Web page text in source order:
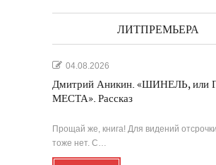
ЛИТПРЕМЬЕРА
04.08.2026
Дмитрий Аникин. «ШИНЕЛЬ, или
МЕСТА». Рассказ
Прощай же, книга! Для видений
тоже нет. С…